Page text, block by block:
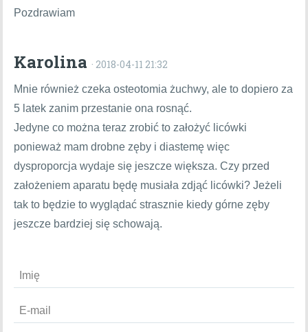
Pozdrawiam
Karolina · 2018-04-11 21:32
Mnie również czeka osteotomia żuchwy, ale to dopiero za
5 latek zanim przestanie ona rosnąć.
Jedyne co można teraz zrobić to założyć licówki
ponieważ mam drobne zęby i diastemę więc
dysproporcja wydaje się jeszcze większa. Czy przed
założeniem aparatu będę musiała zdjąć licówki? Jeżeli
tak to będzie to wyglądać strasznie kiedy górne zęby
jeszcze bardziej się schowają.